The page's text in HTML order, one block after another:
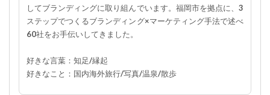
してブランディングに取り組んでいます。福岡市を拠点に、3
ステップでつくるブランディング×マーケティング手法で述べ
60社をお手伝いしてきました。
好きな言葉：知足/縁起
好きなこと：国内海外旅行/写真/温泉/散歩